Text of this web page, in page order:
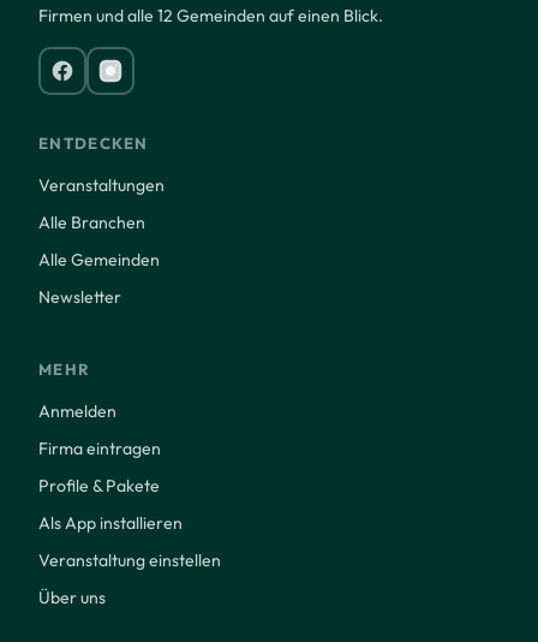
Firmen und alle 12 Gemeinden auf einen Blick.
ENTDECKEN
Veranstaltungen
Alle Branchen
Alle Gemeinden
Newsletter
MEHR
Anmelden
Firma eintragen
Profile & Pakete
Als App installieren
Veranstaltung einstellen
Über uns